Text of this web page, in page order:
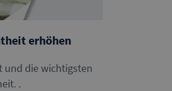
erhöhen
und die wichtigsten
.